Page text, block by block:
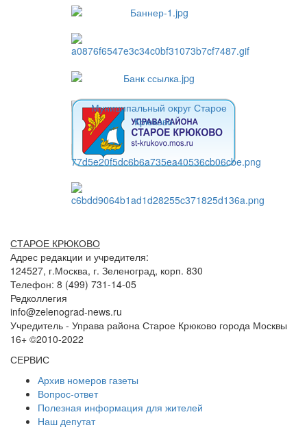
СТАРОЕ КРЮКОВО
Адрес редакции и учредителя:
124527, г.Москва, г. Зеленоград, корп. 830
Телефон: 8 (499) 731-14-05
Редколлегия
info@zelenograd-news.ru
Учредитель - Управа района Старое Крюково города Москвы
16+ ©2010-2022
СЕРВИС
Архив номеров газеты
Вопрос-ответ
Полезная информация для жителей
Наш депутат